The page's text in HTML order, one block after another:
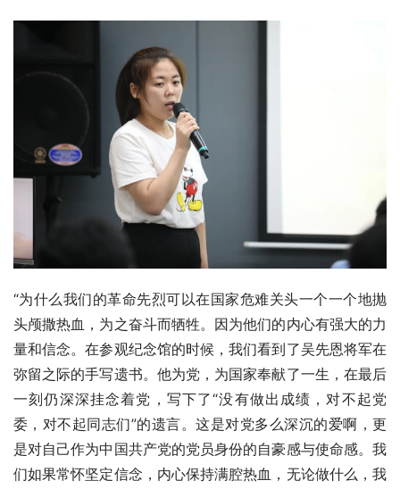
“为什么我们的革命先烈可以在国家危难关头一个一个地抛
头颅撒热血，为之奋斗而牺牲。因为他们的内心有强大的力
量和信念。在参观纪念馆的时候，我们看到了吴先恩将军在
弥留之际的手写遗书。他为党，为国家奉献了一生，在最后
一刻仍深深挂念着党，写下了“没有做出成绩，对不起党
委，对不起同志们”的遗言。这是对党多么深沉的爱啊，更
是对自己作为中国共产党的党员身份的自豪感与使命感。我
们如果常怀坚定信念，内心保持满腔热血，无论做什么，我